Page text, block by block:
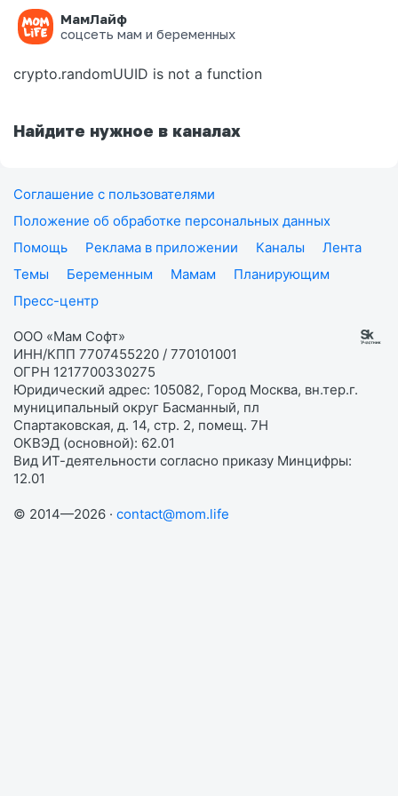
МамЛайф
соцсеть мам и беременных
Ошибка на странице
crypto.randomUUID is not a function
Найдите нужное в каналах
Соглашение с пользователями
Положение об обработке персональных данных
Помощь
Реклама в приложении Каналы
Лента
Темы
Беременным Мамам
Планирующим
Пресс-центр
ООО «Мам Софт»
ИНН/КПП 7707455220 / 770101001
ОГРН 1217700330275
Юридический адрес: 105082, Город Москва, вн.тер.г.
муниципальный округ Басманный, пл
Спартаковская, д. 14, стр. 2, помещ. 7Н
ОКВЭД (основной): 62.01
Вид ИТ-деятельности согласно приказу Минцифры:
12.01
© 2014—2026 · contact@mom.life